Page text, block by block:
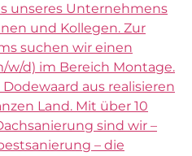
unseres Unternehmens
und Kollegen. Zur
suchen wir einen
w/d) im Bereich Montage.
aus realisieren
Land. Mit über 10
sind wir –
– die